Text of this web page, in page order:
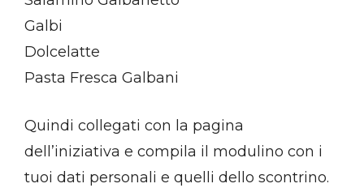
Galbi
Dolcelatte
Pasta Fresca Galbani
Quindi collegati con la pagina
dell’iniziativa e compila il modulino con i
tuoi dati personali e quelli dello scontrino.